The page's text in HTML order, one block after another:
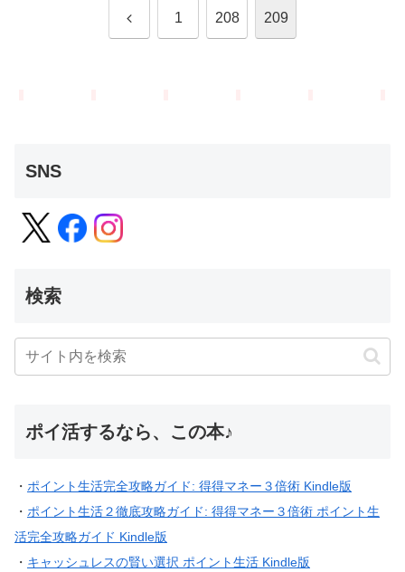
前 1 208 209
SNS
検索
ポイ活するなら、この本♪
・ ポイント生活完全攻略ガイド: 得得マネー３倍術 Kindle版
・ ポイント生活２徹底攻略ガイド: 得得マネー３倍術 ポイント生
活完全攻略ガイド Kindle版
・ キャッシュレスの賢い選択 ポイント生活 Kindle版